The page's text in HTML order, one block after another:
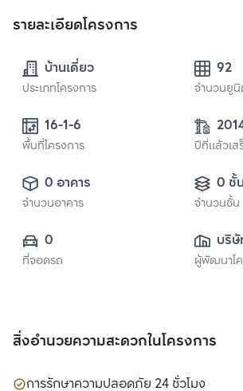
รายละเอียดโครงการ
บ้านเดี่ยว
ประเภทโครงการ
92
จำนวนยู
16-1-6
พื้นที่โครงการ ปีที่แล้วเส
0 อาคาร
จำนวนอาคาร
0 ชั้น
จำนวนชั้น
0
ที่จอดรถ
บริษั
แล
ผู้พัฒนาโ
สิ่งอำนวยความสะดวกในโครงการ
การรักษาความปลอดภัย 24 ชั่วโมง